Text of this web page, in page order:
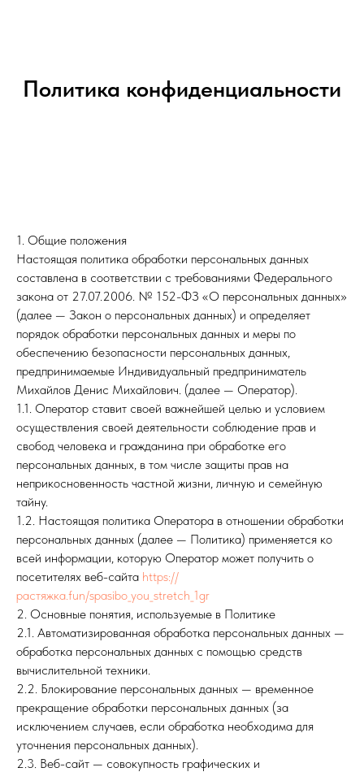
Политика конфиденциальности
1. Общие положения
Настоящая политика обработки персональных данных
составлена в соответствии с требованиями Федерального
закона от 27.07.2006. № 152-ФЗ «О персональных данных»
(далее — Закон о персональных данных) и определяет
порядок обработки персональных данных и меры по
обеспечению безопасности персональных данных,
предпринимаемые Индивидуальный предприниматель
Михайлов Денис Михайлович. (далее — Оператор).
1.1. Оператор ставит своей важнейшей целью и условием
осуществления своей деятельности соблюдение прав и
свобод человека и гражданина при обработке его
персональных данных, в том числе защиты прав на
неприкосновенность частной жизни, личную и семейную
тайну.
1.2. Настоящая политика Оператора в отношении обработки
персональных данных (далее — Политика) применяется ко
всей информации, которую Оператор может получить о
посетителях веб-сайта https://
растяжка.fun/spasibo_you_stretch_1gr
2. Основные понятия, используемые в Политике
2.1. Автоматизированная обработка персональных данных —
обработка персональных данных с помощью средств
вычислительной техники.
2.2. Блокирование персональных данных — временное
прекращение обработки персональных данных (за
исключением случаев, если обработка необходима для
уточнения персональных данных).
2.3. Веб-сайт — совокупность графических и